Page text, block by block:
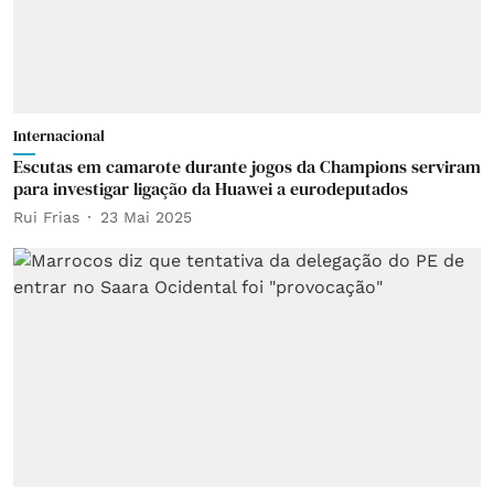
Internacional
Escutas em camarote durante jogos da Champions serviram
para investigar ligação da Huawei a eurodeputados
Rui Frias 23 Mai 2025